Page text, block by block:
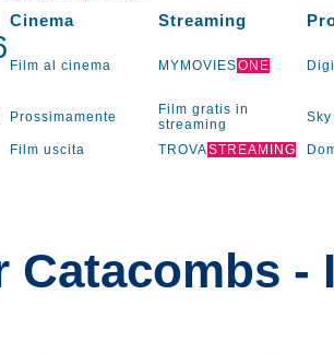
Cinema Streaming
Film al cinema MYMOVIESONE
Prossimamente
Film gratis in
streaming
Sky
Film uscita TROVASTREAMING
Catacombs -